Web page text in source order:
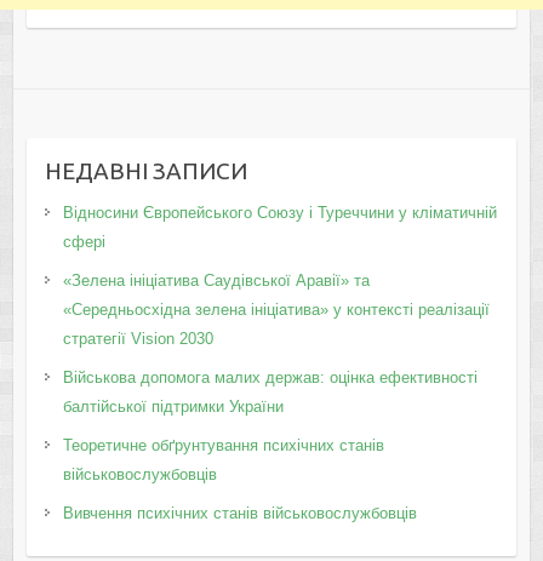
НЕДАВНІ ЗАПИСИ
Відносини Європейського Союзу і Туреччини у кліматичній
сфері
«Зелена ініціатива Саудівської Аравії» та
«Середньосхідна зелена ініціатива» у контексті реалізації
стратегії Vision 2030
Військова допомога малих держав: оцінка ефективності
балтійської підтримки України
Теоретичне обґрунтування психічних станів
військовослужбовців
Вивчення психічних станів військовослужбовців